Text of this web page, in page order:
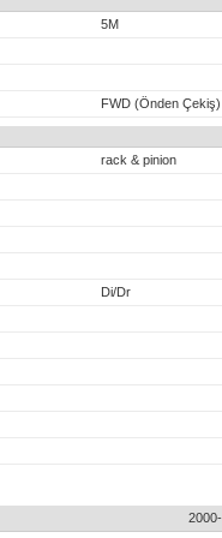
5M
FWD (Önden Çekiş)
rack & pinion
Di/Dr